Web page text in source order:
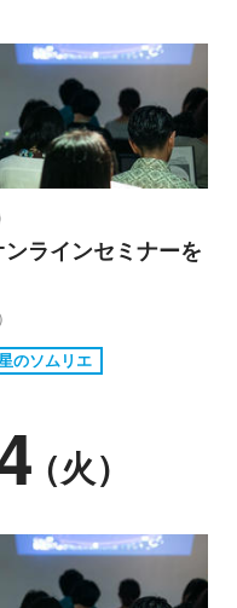
ラインセミナーを
のソムリエ
（火）